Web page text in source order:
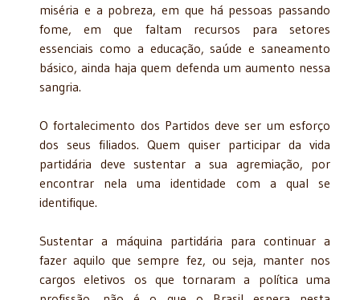
miséria e a pobreza, em que há pessoas passando
fome, em que faltam recursos para setores
essenciais como a educação, saúde e saneamento
básico, ainda haja quem defenda um aumento nessa
sangria.
O fortalecimento dos Partidos deve ser um esforço
dos seus filiados. Quem quiser participar da vida
partidária deve sustentar a sua agremiação, por
encontrar nela uma identidade com a qual se
identifique.
Sustentar a máquina partidária para continuar a
fazer aquilo que sempre fez, ou seja, manter nos
cargos eletivos os que tornaram a política uma